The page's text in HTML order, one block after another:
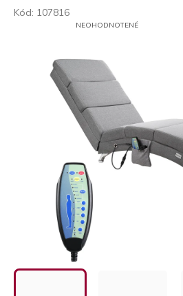
Kód: 107816
PRIEMERNÉ
HVIEZDIČIEK.
NEOHODNOTENÉ